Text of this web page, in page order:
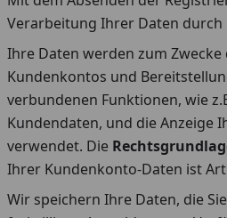
Verarbeitung Ihrer Daten durch
Ihre Daten werden zum
Kundenkontos und
verbundenen Funktionen, wie
Kundendaten, und die Anzeige
verwendet. Die
Ihrer Kundenkonto-Daten ist Art.
Wir speichern Ihre Daten, die